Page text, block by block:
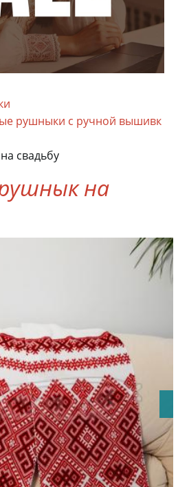
рушныки с ручной вышивк
свадьбу
на